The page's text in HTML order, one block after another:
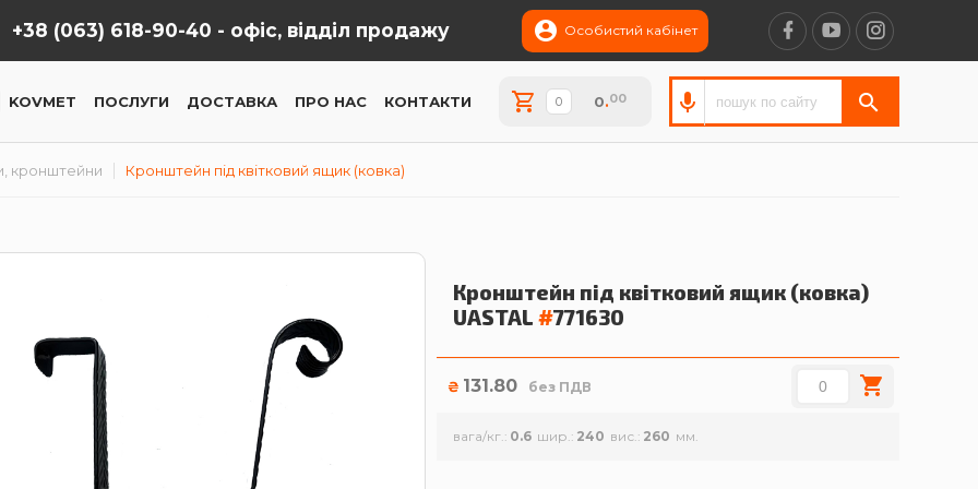
+38 (063) 618-90-40 - офіс, відділ продажу Особистий кабінет
KOVMET ПОСЛУГИ ДОСТАВКА ПРО НАС КОНТАКТИ 0.00
кронштейни Кронштейн під квітковий ящик (ковка)
Кронштейн під квітковий ящик (ковка)
UASTAL #771630
₴ 131.80 без ПДВ
вага/кг. 0.6 шир. 240 вис. 260